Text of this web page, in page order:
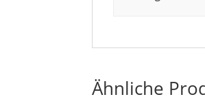
Ähnliche